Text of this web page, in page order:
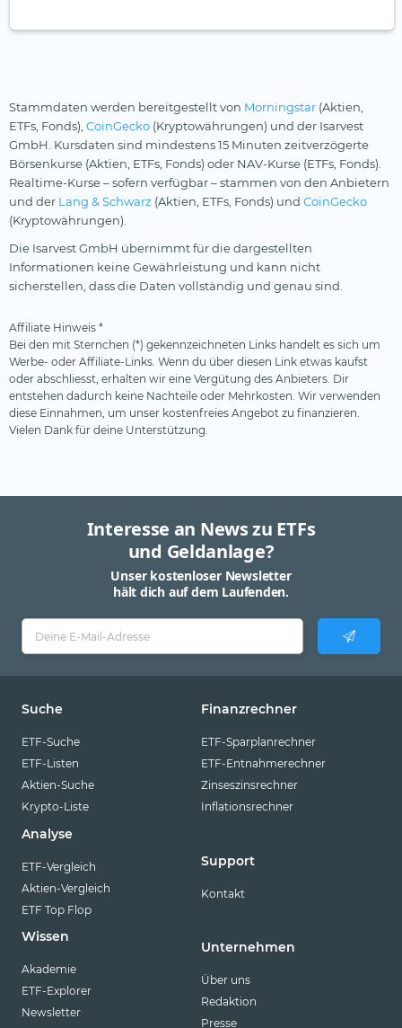
Stammdaten werden bereitgestellt von Morningstar (Aktien,
ETFs, Fonds), CoinGecko (Kryptowährungen) und der Isarvest
GmbH. Kursdaten sind mindestens 15 Minuten zeitverzögerte
Börsenkurse (Aktien, ETFs, Fonds) oder NAV-Kurse (ETFs, Fonds).
Realtime-Kurse – sofern verfügbar – stammen von den Anbietern
und der Lang & Schwarz (Aktien, ETFs, Fonds) und CoinGecko
(Kryptowährungen).
Die Isarvest GmbH übernimmt für die dargestellten
Informationen keine Gewährleistung und kann nicht
sicherstellen, dass die Daten vollständig und genau sind.
Affiliate Hinweis *
Bei den mit Sternchen (*) gekennzeichneten Links handelt es sich um
Werbe- oder Affiliate-Links. Wenn du über diesen Link etwas kaufst
oder abschliesst, erhalten wir eine Vergütung des Anbieters. Dir
entstehen dadurch keine Nachteile oder Mehrkosten. Wir verwenden
diese Einnahmen, um unser kostenfreies Angebot zu finanzieren.
Vielen Dank für deine Unterstützung.
Interesse an News zu ETFs
und Geldanlage?
Unser kostenloser Newsletter
hält dich auf dem Laufenden.
Suche
ETF-Suche
ETF-Listen
Aktien-Suche
Krypto-Liste
Analyse
ETF-Vergleich
Aktien-Vergleich
ETF Top Flop
Wissen
Akademie
ETF-Explorer
Newsletter
Finanzrechner
ETF-Sparplanrechner
ETF-Entnahmerechner
Zinseszinsrechner
Inflationsrechner
Support
Kontakt
Unternehmen
Über uns
Redaktion
Presse